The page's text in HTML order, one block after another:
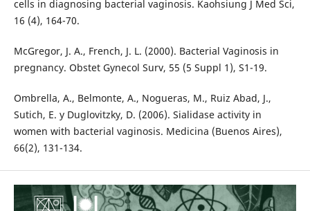
cells in diagnosing bacterial vaginosis. Kaohsiung J Med Sci,
16 (4), 164-70.
McGregor, J. A., French, J. L. (2000). Bacterial Vaginosis in
pregnancy. Obstet Gynecol Surv, 55 (5 Suppl 1), S1-19.
Ombrella, A., Belmonte, A., Nogueras, M., Ruiz Abad, J.,
Sutich, E. y Duglovitzky, D. (2006). Sialidase activity in
women with bacterial vaginosis. Medicina (Buenos Aires),
66(2), 131-134.